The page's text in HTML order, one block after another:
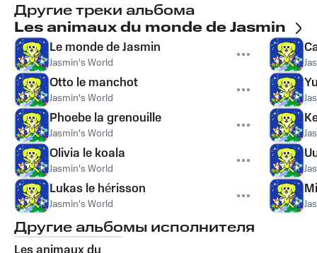
Другие треки альбома
Les animaux du monde de Jasmin
Le monde de Jasmin
Jasmin's World
Otto le manchot
Jasmin's World
Phoebe la grenouille
Jasmin's World
Olivia le koala
Jasmin's World
Lukas le hérisson
Jasmin's World
Другие альбомы исполнителя